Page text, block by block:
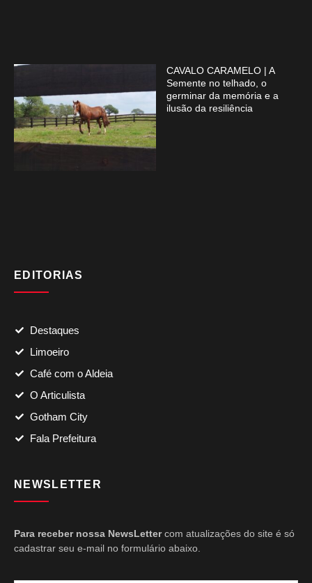
CAVALO CARAMELO | A
Semente no telhado, o
germinar da memória e a
ilusão da resiliência
EDITORIAS
Destaques
Limoeiro
Café com o Aldeia
O Articulista
Gotham City
Fala Prefeitura
NEWSLETTER
Para receber nossa NewsLettercom atualizações do site é só
cadastrar seu e-mail no formulário abaixo.